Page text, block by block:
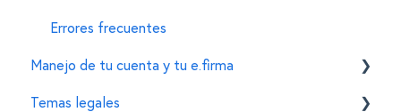
Errores frecuentes
Manejo de tu cuenta y tu e.firma
Tu cuenta de Mifiel
Temas legales